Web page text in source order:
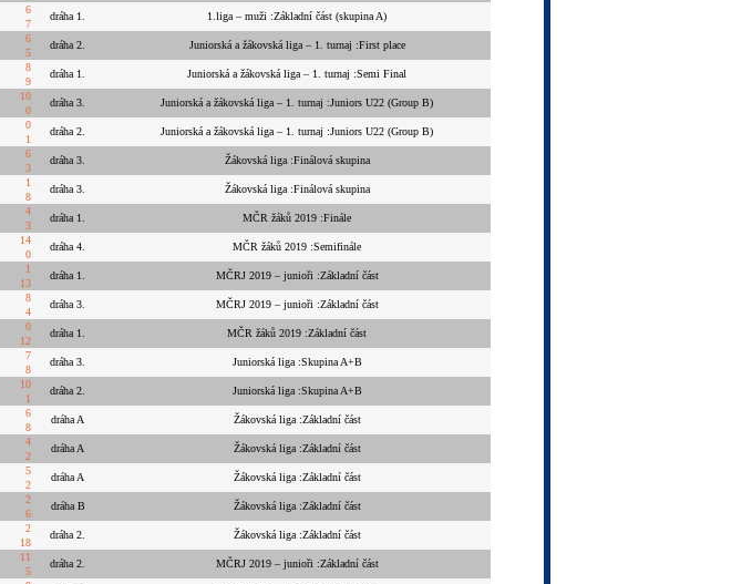
6
dráha 1. 1.liga – muži :Základní část (skupina A)
7
6
dráha 2. Juniorská a žákovská liga – 1. turnaj :First place
5
8
dráha 1. Juniorská a žákovská liga – 1. turnaj :Semi Final
9
10
dráha 3. Juniorská a žákovská liga – 1. turnaj :Juniors U22 (Group B)
0
0
dráha 2. Juniorská a žákovská liga – 1. turnaj :Juniors U22 (Group B)
1
6
dráha 3. Žákovská liga :Finálová skupina
3
1
dráha 3. Žákovská liga :Finálová skupina
8
4
dráha 1. MČR žáků 2019 :Finále
3
14
dráha 4. MČR žáků 2019 :Semifinále
0
1
dráha 1. MČRJ 2019 – junioři :Základní část
13
8
dráha 3. MČRJ 2019 – junioři :Základní část
4
0
dráha 1. MČR žáků 2019 :Základní část
12
7
dráha 3. Juniorská liga :Skupina A+B
8
10
dráha 2. Juniorská liga :Skupina A+B
1
6
dráha A Žákovská liga :Základní část
8
4
dráha A Žákovská liga :Základní část
2
5
dráha A Žákovská liga :Základní část
2
2
dráha B Žákovská liga :Základní část
6
2
dráha 2. Žákovská liga :Základní část
18
11
dráha 2. MČRJ 2019 – junioři :Základní část
5